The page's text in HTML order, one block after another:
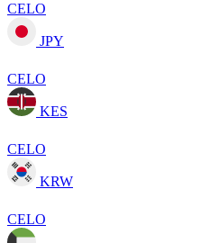
CELO
JPY
CELO
KES
CELO
KRW
CELO